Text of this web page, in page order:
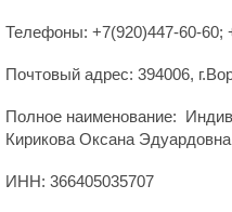
Телефоны: +7(920)447-60-60;
Почтовый адрес: 394006,
Полное наименование:
Кирикова Оксана Эдуардовна
ИНН: 366405035707